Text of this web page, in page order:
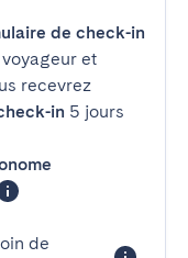
de check-in
et
recevrez
in 5 jours
de